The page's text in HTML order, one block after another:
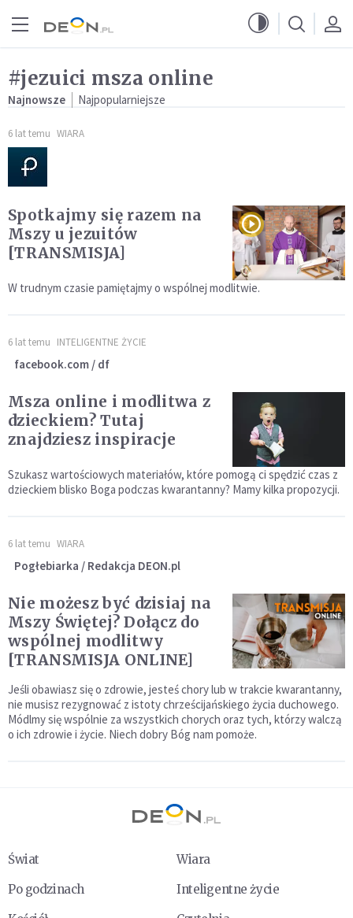
#jezuici msza online
Najnowsze Najpopularniejsze
6 lat temu WIARA
Spotkajmy się razem na
Mszy u jezuitów
[TRANSMISJA]
W trudnym czasie pamiętajmy o wspólnej modlitwie.
6 lat temu INTELIGENTNE ŻYCIE
facebook.com / df
Msza online i modlitwa z
dzieckiem? Tutaj
znajdziesz inspiracje
Szukasz wartościowych materiałów, które pomogą ci spędzić czas z
dzieckiem blisko Boga podczas kwarantanny? Mamy kilka propozycji.
6 lat temu WIARA
Pogłebiarka / Redakcja DEON.pl
Nie możesz być dzisiaj na
Mszy Świętej? Dołącz do
wspólnej modlitwy
[TRANSMISJA ONLINE]
Jeśli obawiasz się o zdrowie, jesteś chory lub w trakcie kwarantanny,
nie musisz rezygnować z istoty chrześcijańskiego życia duchowego.
Módlmy się wspólnie za wszystkich chorych oraz tych, którzy walczą
o ich zdrowie i życie. Niech dobry Bóg nam pomoże.
Świat
Wiara
Po godzinach
Inteligentne życie